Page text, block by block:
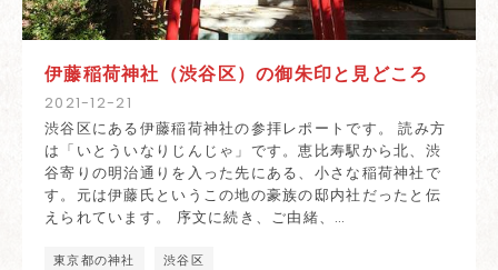
2021-12-21
伊藤稲荷神社（渋谷区）の御朱印と見どころ
東京都の神社 渋谷区
渋谷区にある伊藤稲荷神社の参拝レポートです。 読み方
は「いとういなりじんじゃ」です。恵比寿駅から北、渋
谷寄りの明治通りを入った先にある、小さな稲荷神社で
す。元は伊藤氏というこの地の豪族の邸内社だったと伝
えられています。 序文に続き、ご由緒、…